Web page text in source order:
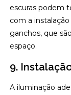
escuras podem
com a
ganchos, que
espaço.
9.
A iluminação